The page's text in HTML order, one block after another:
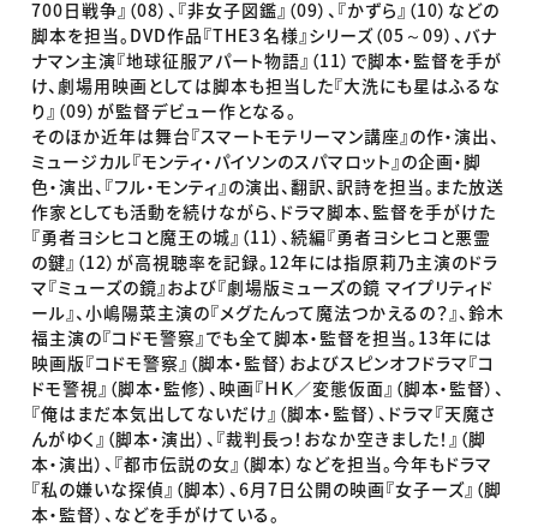
700日戦争』（08）、『非女子図鑑』（09）、『かずら』（10）などの
脚本を担当。DVD作品『THE３名様』シリーズ（05～09）、バナ
ナマン主演『地球征服アパート物語』（11）で脚本・監督を手が
け、劇場用映画としては脚本も担当した『大洗にも星はふるな
り』（09）が監督デビュー作となる。
そのほか近年は舞台『スマートモテリーマン講座』の作・演出、
ミュージカル『モンティ・パイソンのスパマロット』の企画・脚
色・演出、『フル・モンティ』の演出、翻訳、訳詩を担当。また放送
作家としても活動を続けながら、ドラマ脚本、監督を手がけた
『勇者ヨシヒコと魔王の城』（11）、続編『勇者ヨシヒコと悪霊
の鍵』（12）が高視聴率を記録。12年には指原莉乃主演のドラ
マ『ミューズの鏡』および『劇場版ミューズの鏡 マイプリティド
ール』、小嶋陽菜主演の『メグたんって魔法つかえるの？』、鈴木
福主演の『コドモ警察』でも全て脚本・監督を担当。13年には
映画版『コドモ警察』（脚本・監督）およびスピンオフドラマ『コ
ドモ警視』（脚本・監修）、映画『ＨＫ／変態仮面』（脚本・監督）、
『俺はまだ本気出してないだけ』（脚本・監督）、ドラマ『天魔さ
んがゆく』（脚本・演出）、『裁判長っ！おなか空きました！』（脚
本・演出）、『都市伝説の女』（脚本）などを担当。今年もドラマ
『私の嫌いな探偵』（脚本）、6月7日公開の映画『女子ーズ』（脚
本・監督）、などを手がけている。